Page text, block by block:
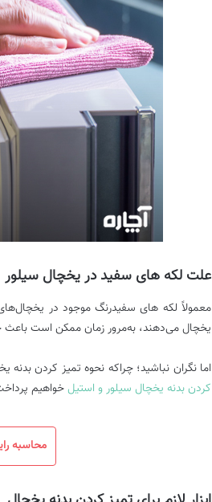
علت لکه های سفید در یخچال سیلور
معمولاً لکه های سفیدرنگ موجود در
یخچال می‌دهند، به‌مرور زمان ممکن است
اما نگران نباشید؛ چراکه نحوه تمیز کردن
کردن بدنه یخچال سیلور و استیلخواهیم
محاسبه